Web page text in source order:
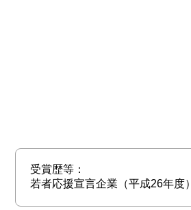
受賞歴等：
若者応援宣言企業（平成26年度）